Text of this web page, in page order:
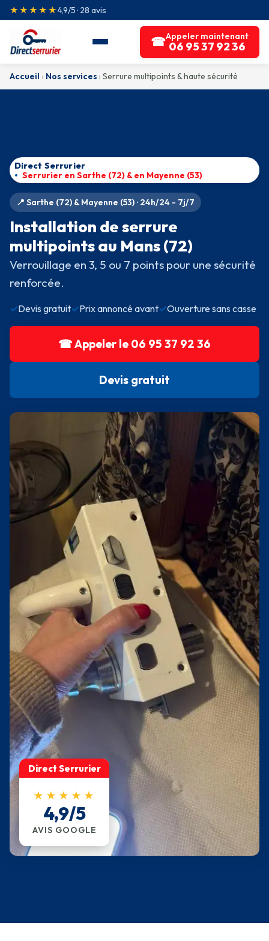
★★★★★4,9/5 · 28 avis
☎Appeler maintenant
06 95 37 92 36
Accueil › Nos services › Serrure multipoints & haute sécurité
Direct Serrurier
Serrurier en Sarthe (72) & en Mayenne (53)
📍 Sarthe (72) & Mayenne (53) · 24h/24 - 7j/7
Installation de serrure
multipoints au Mans (72)
Verrouillage en 3, 5 ou 7 points pour une sécurité
renforcée.
✓Devis gratuit✓Prix annoncé avant✓Ouverture sans casse
☎ Appeler le 06 95 37 92 36
Devis gratuit
Direct Serrurier
★★★★★
4,9/5
AVIS GOOGLE